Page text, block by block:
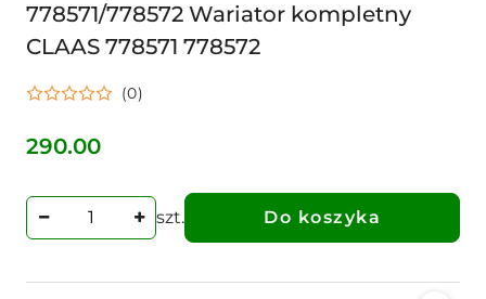
778571/778572 Wariator kompletny
CLAAS 778571 778572
(0)
Cena:
290.00
szt. Do koszyka